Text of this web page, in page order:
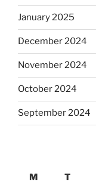
January 2025
December 2024
November 2024
October 2024
September 2024
M
T